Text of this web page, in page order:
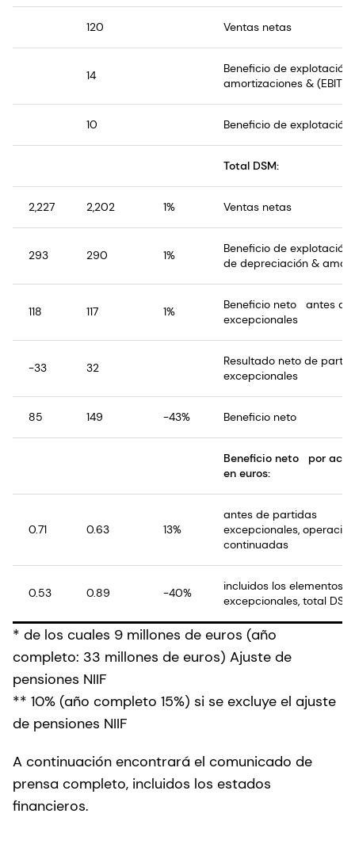
120 Ventas netas
14
Beneficio de explotación
amortizaciones &
10 Beneficio de explotación
Total DSM:
2,227 2,202 1% Ventas netas
293 290 1%
Beneficio de
de depreciación &
118 117 1%
Beneficio neto antes
excepcionales
-33 32
Resultado neto de
excepcionales
85 149 -43% Beneficio neto
Beneficio neto por
en euros:
0.71 0.63 13%
antes de partidas
excepcionales,
continuadas
0.53 0.89 -40%
incluidos los elementos
excepcionales, total DSM
* de los cuales 9 millones de euros (año
completo: 33 millones de euros) Ajuste de
pensiones NIIF
** 10% (año completo 15%) si se excluye el ajuste
de pensiones NIIF
A continuación encontrará el comunicado de
prensa completo, incluidos los estados
financieros.